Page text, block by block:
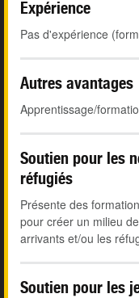
Expérience
Pas d'expérience
Autres avantages
Apprentissage/
Soutien pour les
réfugiés
Présente des
pour créer un milieu
arrivants et/ou les
Soutien pour les